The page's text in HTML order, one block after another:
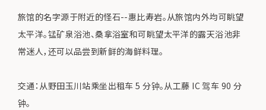
旅馆的名字源于附近的怪石--惠比寿岩。从旅馆内外均可眺望
太平洋。锰矿泉浴池、桑拿浴室和可眺望太平洋的露天浴池非
常迷人，还可以品尝到新鲜的海鲜料理。
交通：从野田玉川站乘坐出租车 5 分钟。从工藤 IC 驾车 90 分
钟。